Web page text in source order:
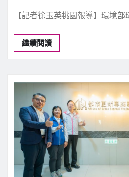
【記者徐玉英桃園報導】環境
繼續閱讀